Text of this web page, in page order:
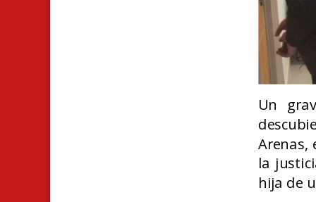
Un
Arenas,
la
hija de